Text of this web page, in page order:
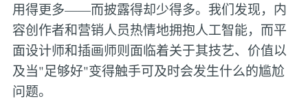
用得更多——而披露得却少得多。我们发现，内
容创作者和营销人员热情地拥抱人工智能，而平
面设计师和插画师则面临着关于其技艺、价值以
及当"足够好"变得触手可及时会发生什么的尴尬
问题。